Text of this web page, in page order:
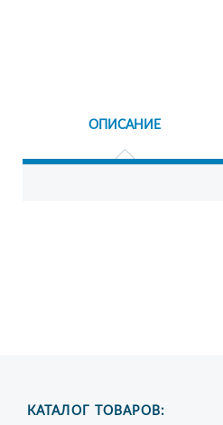
ОПИСАНИЕ
КАТАЛОГ ТОВАРОВ: